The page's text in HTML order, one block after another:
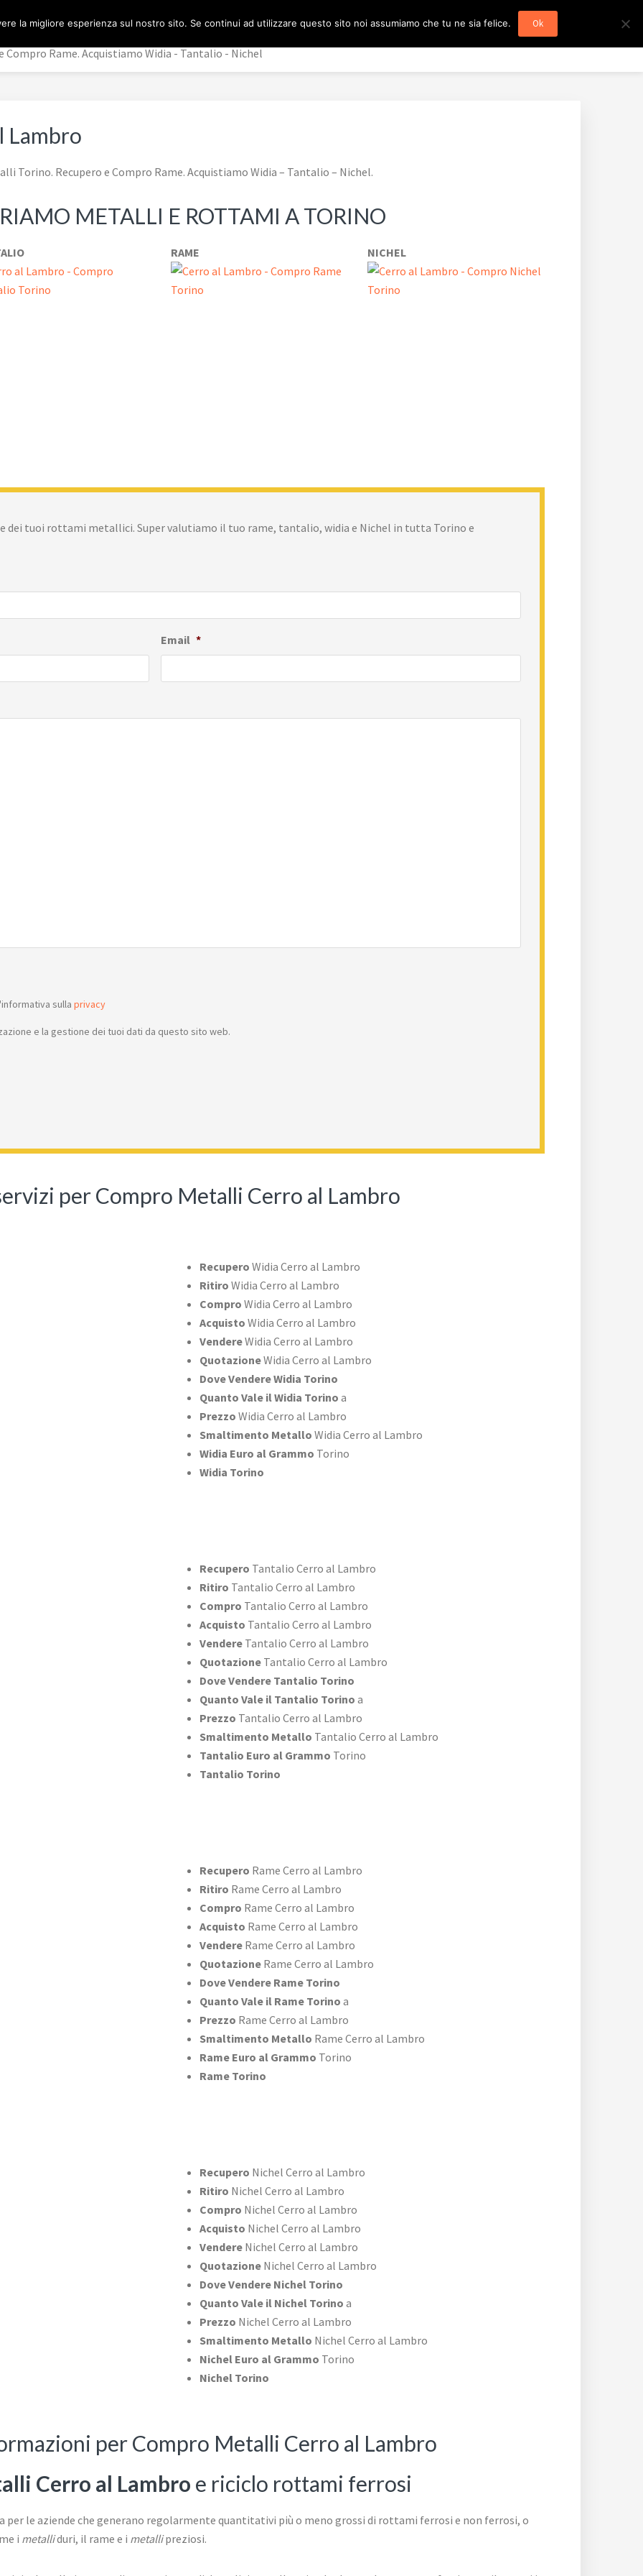
Rame. Acquistiamo Widia - Tantalio - Nichel
Home Mappa del Sito Blog Contatti
Lambro
Torino. Recupero e Compro Rame. Acquistiamo Widia – Tantalio – Nichel.
METALLI E ROTTAMI A TORINO
RAME NICHEL
dei tuoi rottami metallici. Super valutiamo il tuo rame, tantalio, widia e Nichel in tutta Torino e
Email *
sulla privacy
e la gestione dei tuoi dati da questo sito web.
per Compro Metalli Cerro al Lambro
Recupero Widia Cerro al Lambro
Ritiro Widia Cerro al Lambro
Compro Widia Cerro al Lambro
Acquisto Widia Cerro al Lambro
VendereWidia Cerro al Lambro
QuotazioneWidia Cerro al Lambro
Dove Vendere Widia Torino
Quanto Vale il Widia Torino a
Prezzo Widia Cerro al Lambro
Smaltimento Metallo Widia Cerro al Lambro
Widia Euro al Grammo Torino
Widia Torino
Recupero Tantalio Cerro al Lambro
Ritiro Tantalio Cerro al Lambro
Compro Tantalio Cerro al Lambro
Acquisto Tantalio Cerro al Lambro
VendereTantalio Cerro al Lambro
QuotazioneTantalio Cerro al Lambro
Dove Vendere Tantalio Torino
Quanto Vale il Tantalio Torino a
Prezzo Tantalio Cerro al Lambro
Smaltimento Metallo Tantalio Cerro al Lambro
Tantalio Euro al Grammo Torino
Tantalio Torino
Recupero Rame Cerro al Lambro
Ritiro Rame Cerro al Lambro
Compro Rame Cerro al Lambro
Acquisto Rame Cerro al Lambro
VendereRame Cerro al Lambro
QuotazioneRame Cerro al Lambro
Dove Vendere Rame Torino
Quanto Vale il Rame Torino a
Prezzo Rame Cerro al Lambro
Smaltimento Metallo Rame Cerro al Lambro
Rame Euro al Grammo Torino
Rame Torino
Recupero Nichel Cerro al Lambro
Ritiro Nichel Cerro al Lambro
Compro Nichel Cerro al Lambro
Acquisto Nichel Cerro al Lambro
VendereNichel Cerro al Lambro
QuotazioneNichel Cerro al Lambro
Dove Vendere Nichel Torino
Quanto Vale il Nichel Torino a
Prezzo Nichel Cerro al Lambro
Smaltimento Metallo Nichel Cerro al Lambro
Nichel Euro al Grammo Torino
Nichel Torino
per Compro Metalli Cerro al Lambro
Cerro al Lambro e riciclo rottami ferrosi
per le aziende che generano regolarmente quantitativi più o meno grossi di rottami ferrosi e non ferrosi, o
i metalliduri, il rame e i metallipreziosi.
la migliore esperienza sul nostro sito. Se continui ad utilizzare questo sito noi assumiamo che tu ne sia felice. Ok